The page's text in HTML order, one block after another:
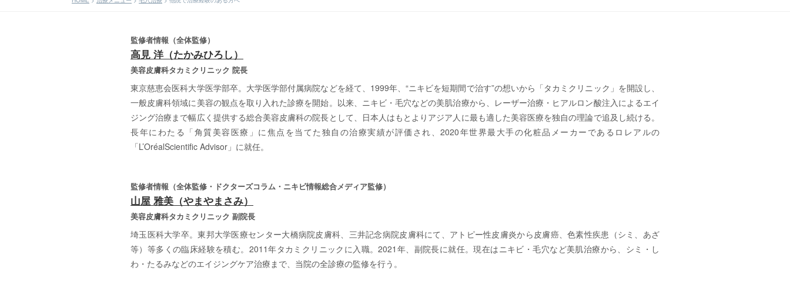
監修者情報（全体監修）
高見 洋（たかみひろし）
美容皮膚科タカミクリニック 院長
東京慈恵会医科大学医学部卒。大学医学部付属病院などを経て、1999年、“ニキビを短期間で治す”の想いから「タカミクリニック」を開設し、
一般皮膚科領域に美容の観点を取り入れた診療を開始。以来、ニキビ・毛穴などの美肌治療から、レーザー治療・ヒアルロン酸注入によるエイ
ジング治療まで幅広く提供する総合美容皮膚科の院長として、日本人はもとよりアジア人に最も適した美容医療を独自の理論で追及し続ける。
長年にわたる「角質美容医療」に焦点を当てた独自の治療実績が評価され、2020年世界最大手の化粧品メーカーであるロレアルの
「L’OréalScientific Advisor」に就任。
監修者情報（全体監修・ドクターズコラム・ニキビ情報総合メディア監修）
山屋 雅美（やまやまさみ）
美容皮膚科タカミクリニック 副院長
埼玉医科大学卒。東邦大学医療センター大橋病院皮膚科、三井記念病院皮膚科にて、アトピー性皮膚炎から皮膚癌、色素性疾患（シミ、あざ
等）等多くの臨床経験を積む。2011年タカミクリニックに入職。2021年、副院長に就任。現在はニキビ・毛穴など美肌治療から、シミ・し
わ・たるみなどのエイジングケア治療まで、当院の全診療の監修を行う。